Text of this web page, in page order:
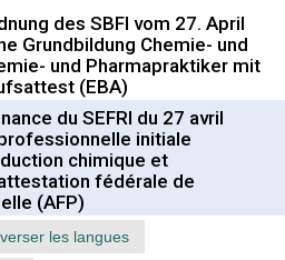
des SBFI vom 27. April
Grundbildung Chemie- und
und Pharmapraktiker mit
(EBA)
du SEFRI du 27 avril
initiale
chimique et
fédérale de
(AFP)
les langues